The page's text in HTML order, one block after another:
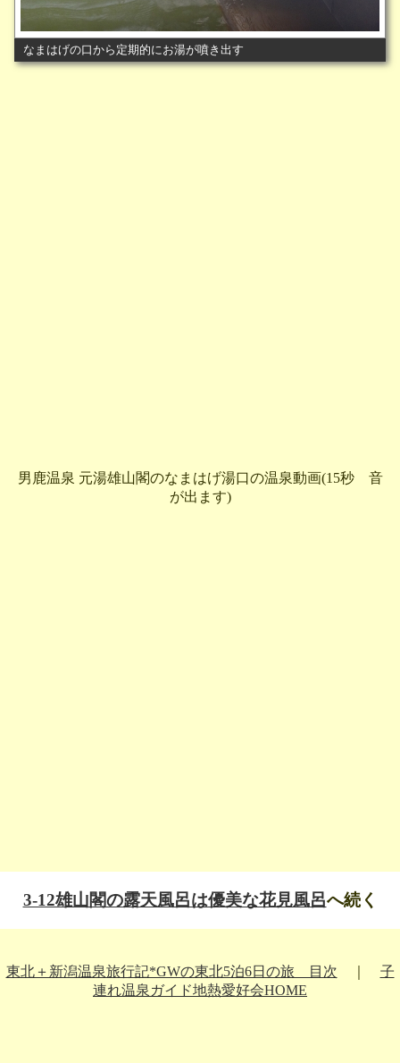
なまはげの口から定期的にお湯が噴き出す
男鹿温泉 元湯雄山閣のなまはげ湯口の温泉動画(15秒 音
が出ます)
3-12雄山閣の露天風呂は優美な花見風呂へ続く
東北＋新潟温泉旅行記*GWの東北5泊6日の旅 目次
子
連れ温泉ガイド地熱愛好会HOME